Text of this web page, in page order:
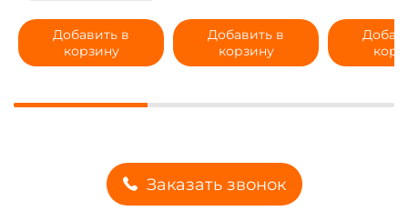
Добавить в
корзину
Добавить в
корзину
Заказать звонок